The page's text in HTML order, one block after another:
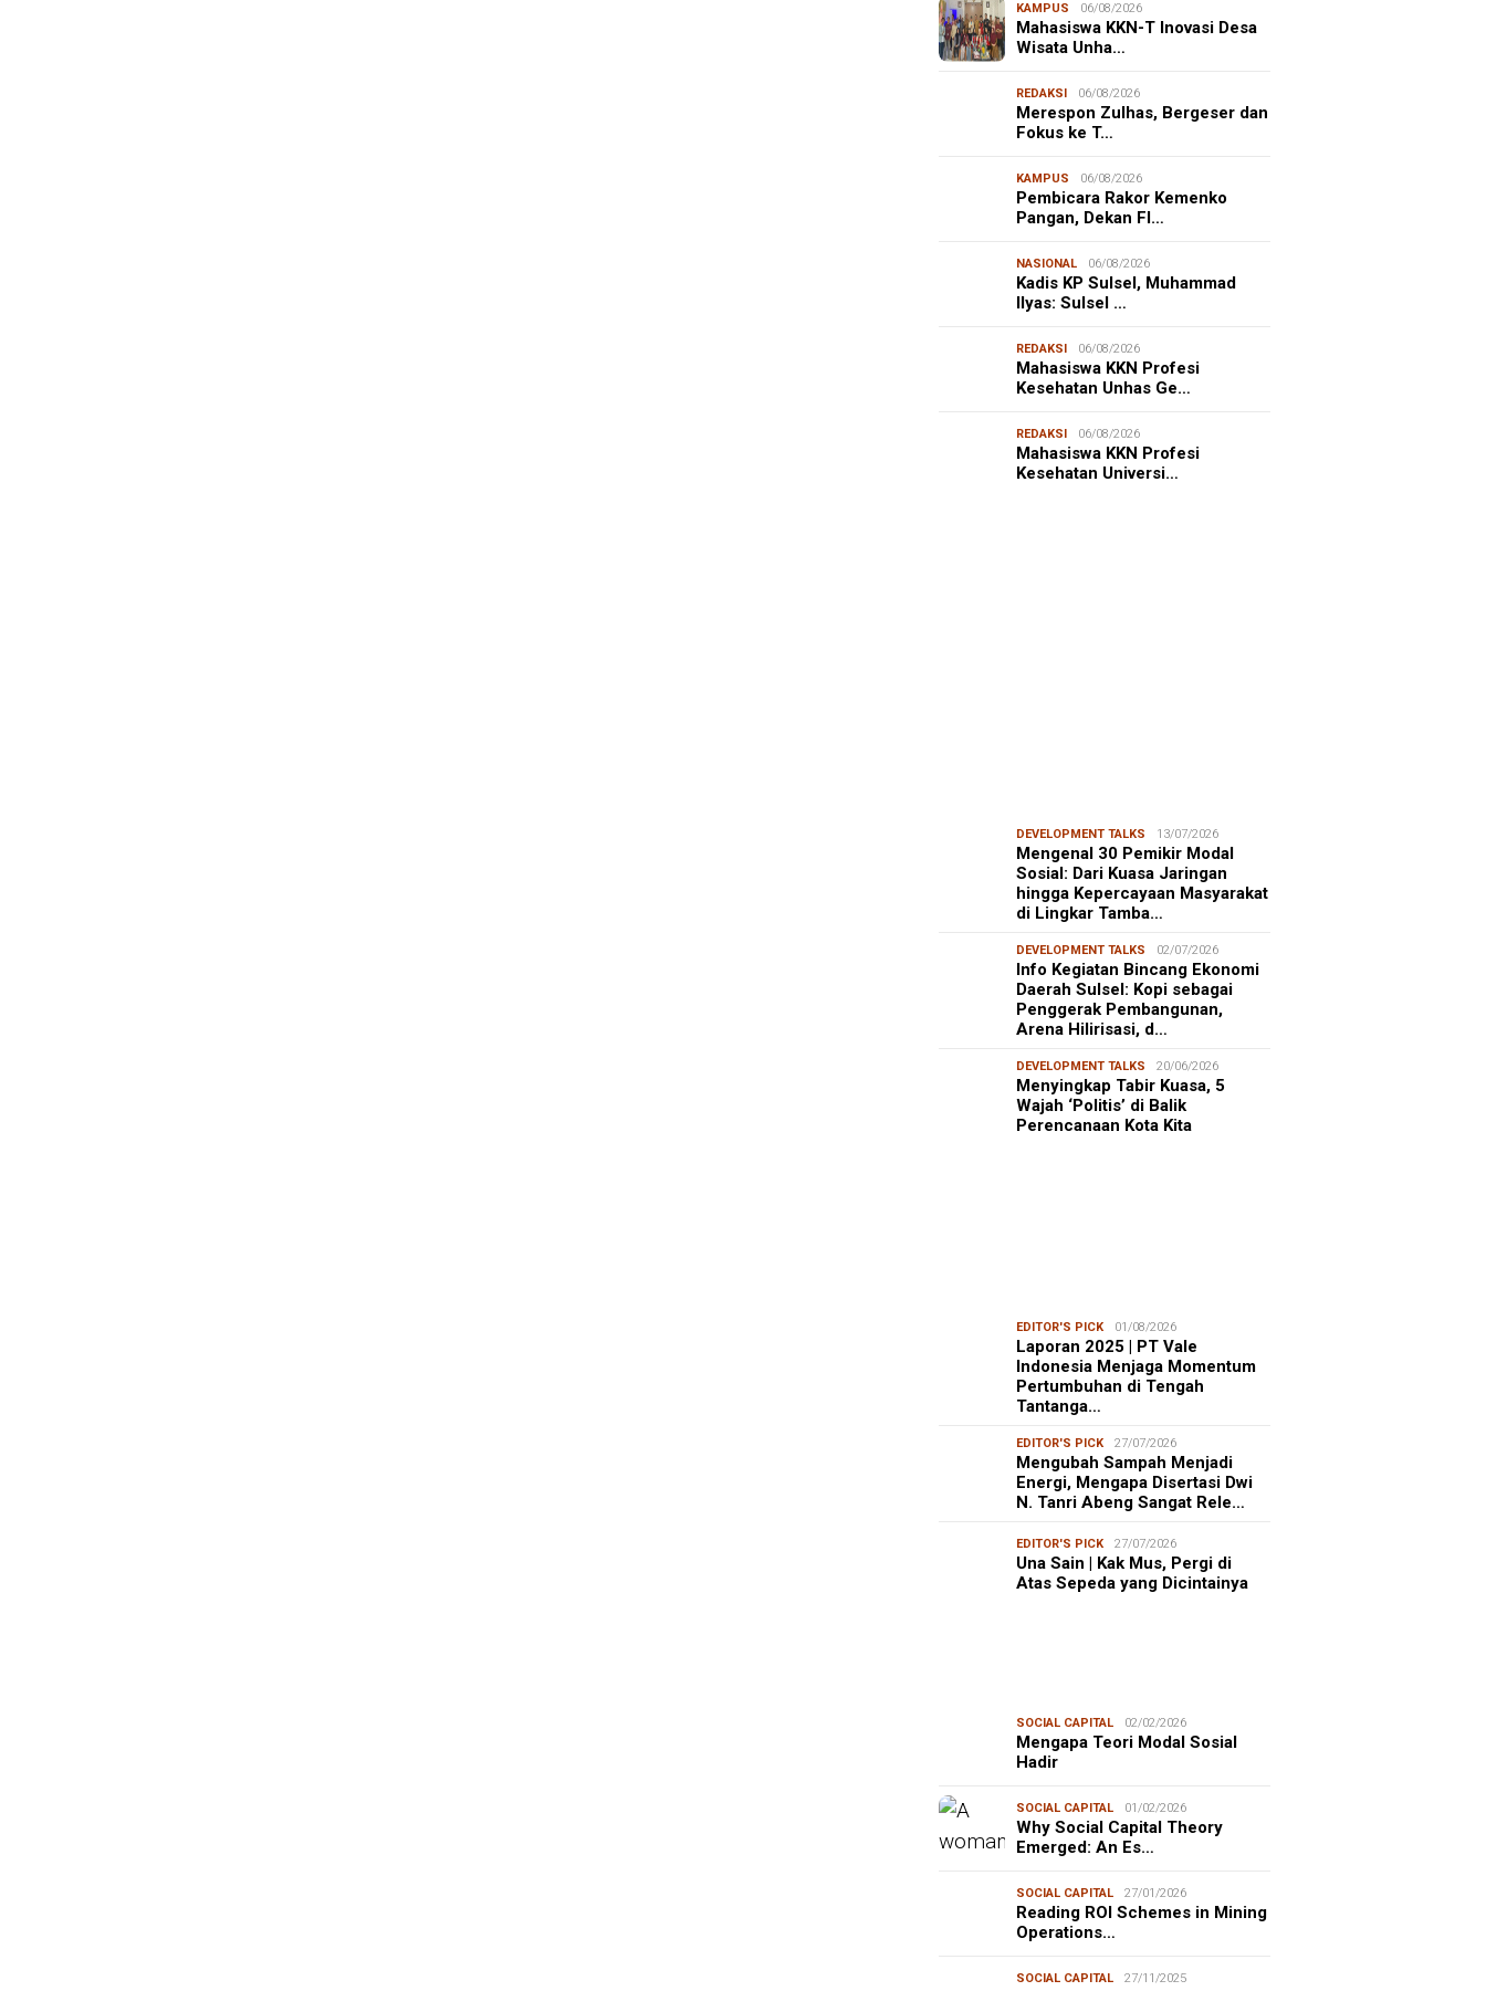
KAMPUS 06/08/2026
Mahasiswa KKN-T Inovasi Desa
Wisata Unha…
REDAKSI 06/08/2026
Merespon Zulhas, Bergeser dan
Fokus ke T…
KAMPUS 06/08/2026
Pembicara Rakor Kemenko
Pangan, Dekan FI…
NASIONAL 06/08/2026
Kadis KP Sulsel, Muhammad
Ilyas: Sulsel …
REDAKSI 06/08/2026
Mahasiswa KKN Profesi
Kesehatan Unhas Ge…
REDAKSI 06/08/2026
Mahasiswa KKN Profesi
Kesehatan Universi…
Mahasiswa KKN-T Unhas Edukasi
Warga Desa Buae Kenali
Mikroorganisme Baik dan Jahat
DEVELOPMENT TALKS 13/07/2026
Mengenal 30 Pemikir Modal
Sosial: Dari Kuasa Jaringan
hingga Kepercayaan Masyarakat
di Lingkar Tamba…
DEVELOPMENT TALKS 02/07/2026
Info Kegiatan Bincang Ekonomi
Daerah Sulsel: Kopi sebagai
Penggerak Pembangunan,
Arena Hilirisasi, d…
DEVELOPMENT TALKS 20/06/2026
Menyingkap Tabir Kuasa, 5
Wajah ‘Politis’ di Balik
Perencanaan Kota Kita
EDITOR'S PICK 01/08/2026
Laporan 2025 | PT Vale
Indonesia Menjaga Momentum
Pertumbuhan di Tengah
Tantanga…
EDITOR'S PICK 27/07/2026
Mengubah Sampah Menjadi
Energi, Mengapa Disertasi Dwi
N. Tanri Abeng Sangat Rele…
EDITOR'S PICK 27/07/2026
Una Sain | Kak Mus, Pergi di
Atas Sepeda yang Dicintainya
SOCIAL CAPITAL 02/02/2026
Mengapa Teori Modal Sosial
Hadir
SOCIAL CAPITAL 01/02/2026
Why Social Capital Theory
Emerged: An Es…
SOCIAL CAPITAL 27/01/2026
Reading ROI Schemes in Mining
Operations…
SOCIAL CAPITAL 27/11/2025